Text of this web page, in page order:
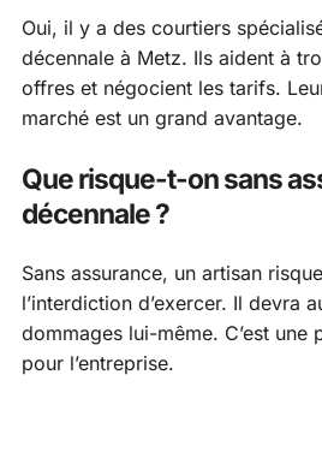
Oui, il y a des courtiers
décennale à Metz. Ils aident à
offres et négocient les tarifs.
marché est un grand avantage.
Que risque-t-on sans
décennale ?
Sans assurance, un artisan
l’interdiction d’exercer. Il devra
dommages lui-même. C’est une
pour l’entreprise.